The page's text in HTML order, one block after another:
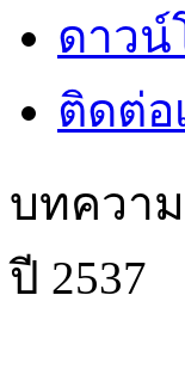
ดาว
ติดต่อ
บทควา
ปี 2537